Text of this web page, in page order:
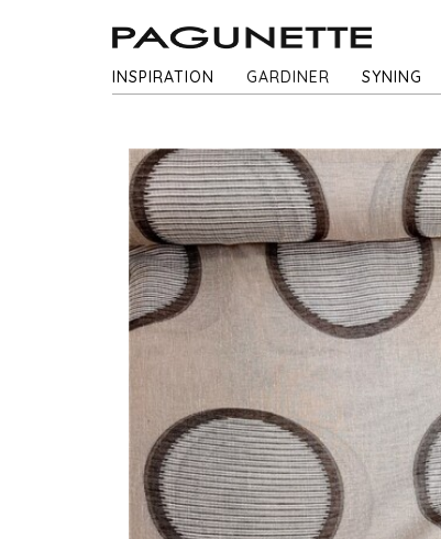
INSPIRATION GARDINER SYNING